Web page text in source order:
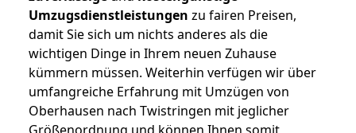
Umzugsdienstleistungen zu fairen Preisen,
damit Sie sich um nichts anderes als die
wichtigen Dinge in Ihrem neuen Zuhause
kümmern müssen. Weiterhin verfügen wir über
umfangreiche Erfahrung mit Umzügen von
Oberhausen nach Twistringen mit jeglicher